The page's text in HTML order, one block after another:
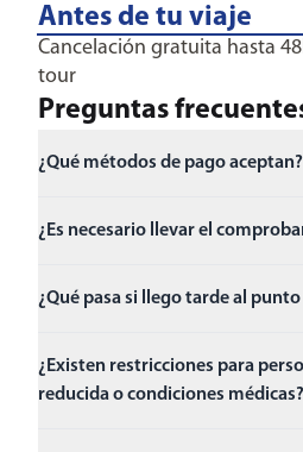
Antes de tu viaje
Cancelación gratuita hasta
tour
Preguntas
¿Qué métodos de pago aceptan?
¿Es necesario llevar el
¿Qué pasa si llego tarde al
¿Existen restricciones para
reducida o condiciones médicas?